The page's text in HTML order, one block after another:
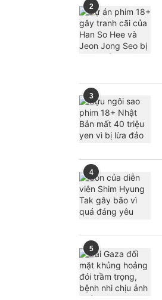
2
3
4
5